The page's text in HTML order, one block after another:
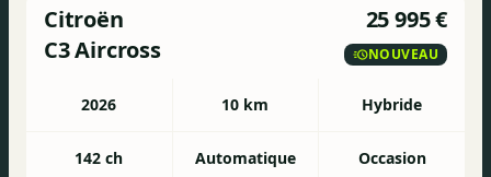
Citroën
C3 Aircross
25 995 €
NOUVEAU
2026 10 km Hybride
142 ch Automatique Occasion